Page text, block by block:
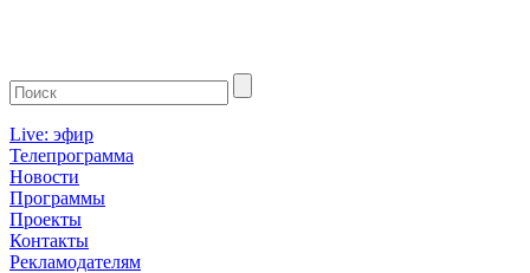
Live: эфир
Телепрограмма
Новости
Программы
Проекты
Контакты
Рекламодателям